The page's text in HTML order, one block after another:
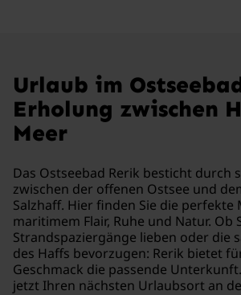
Urlaub im
Erholung zwischen
Meer
Das Ostseebad Rerik besticht durch
zwischen der offenen Ostsee und
Salzhaff. Hier finden Sie die perfekte
maritimem Flair, Ruhe und Natur. Ob
Strandspaziergänge lieben oder die
des Haffs bevorzugen: Rerik bietet
Geschmack die passende
jetzt Ihren nächsten Urlaubsort an